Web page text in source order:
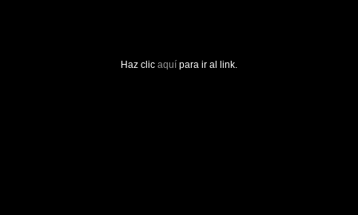
Haz clic aquí para ir al link.